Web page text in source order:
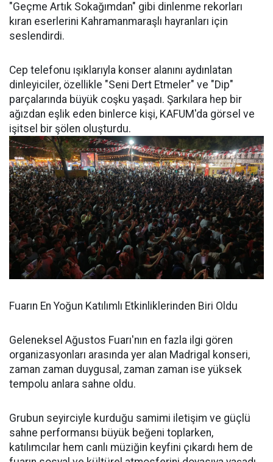
"Geçme Artık Sokağımdan" gibi dinlenme rekorları
kıran eserlerini Kahramanmaraşlı hayranları için
seslendirdi.
Cep telefonu ışıklarıyla konser alanını aydınlatan
dinleyiciler, özellikle "Seni Dert Etmeler" ve "Dip"
parçalarında büyük coşku yaşadı. Şarkılara hep bir
ağızdan eşlik eden binlerce kişi, KAFUM'da görsel ve
işitsel bir şölen oluşturdu.
Fuarın En Yoğun Katılımlı Etkinliklerinden Biri Oldu
Geleneksel Ağustos Fuarı'nın en fazla ilgi gören
organizasyonları arasında yer alan Madrigal konseri,
zaman zaman duygusal, zaman zaman ise yüksek
tempolu anlara sahne oldu.
Grubun seyirciyle kurduğu samimi iletişim ve güçlü
sahne performansı büyük beğeni toplarken,
katılımcılar hem canlı müziğin keyfini çıkardı hem de